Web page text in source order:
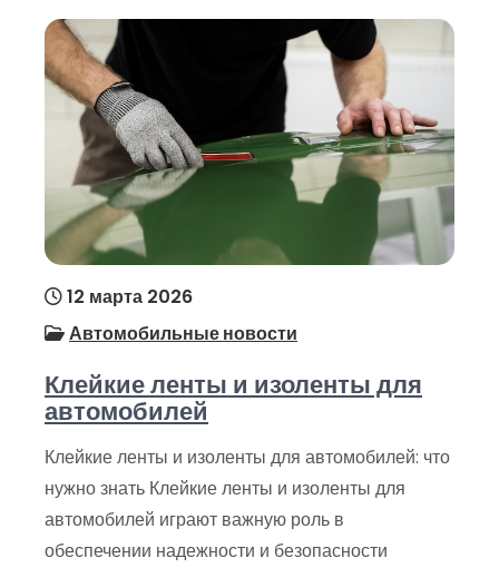
12 марта 2026
Автомобильные новости
Клейкие ленты и изоленты для
автомобилей
Клейкие ленты и изоленты для автомобилей: что
нужно знать Клейкие ленты и изоленты для
автомобилей играют важную роль в
обеспечении надежности и безопасности